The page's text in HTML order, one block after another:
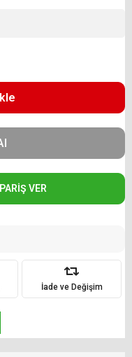
VER
İade ve Değişim